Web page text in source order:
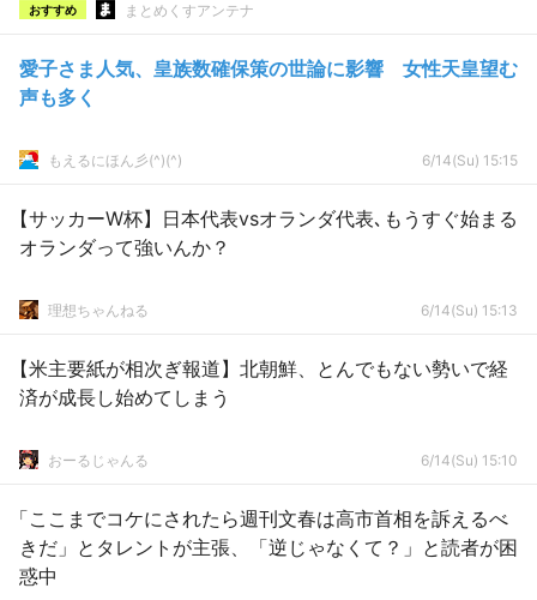
おすすめ まとめくすアンテナ
愛子さま人気、皇族数確保策の世論に影響 女性天皇望む
声も多く
もえるにほん彡(^)(^) 6/14(Su) 15:15
【サッカーW杯】日本代表vsオランダ代表､もうすぐ始まる
オランダって強いんか？
理想ちゃんねる 6/14(Su) 15:13
【米主要紙が相次ぎ報道】北朝鮮、とんでもない勢いで経
済が成長し始めてしまう
おーるじゃんる 6/14(Su) 15:10
「ここまでコケにされたら週刊文春は高市首相を訴えるべ
きだ」とタレントが主張、「逆じゃなくて？」と読者が困
惑中